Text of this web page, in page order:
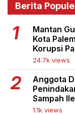
Berita
Mantan
Kota
Korupsi
24.7k views
Anggota
Sampah
1.1k views